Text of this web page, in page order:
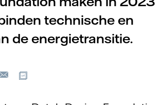
technische en
de energietransitie.
E-